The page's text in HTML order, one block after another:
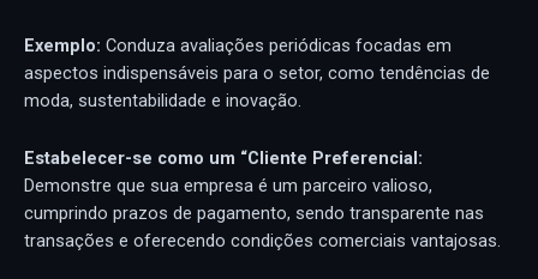
Exemplo: Conduza avaliações periódicas focadas em
aspectos indispensáveis para o setor, como tendências de
moda, sustentabilidade e inovação.
Estabelecer-se como um “Cliente Preferencial:
Demonstre que sua empresa é um parceiro valioso,
cumprindo prazos de pagamento, sendo transparente nas
transações e oferecendo condições comerciais vantajosas.